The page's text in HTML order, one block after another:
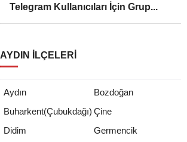
Telegram Kullanıcıları İçin Grup...
AYDIN İLÇELERI
Aydın
Bozdoğan
Buharkent(Çubukdağı) Çine
Didim
Germencik